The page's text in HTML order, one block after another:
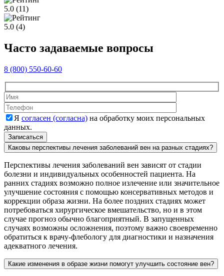
5.0 (11)
5.0 (4)
Часто задаваемые вопросы
8 (800) 550-60-60
Я согласен (согласна) на обработку моих персональных
данных.
Каковы перспективы лечения заболеваний вен на разных стадиях?
Перспективы лечения заболеваний вен зависят от стадии
болезни и индивидуальных особенностей пациента. На
ранних стадиях возможно полное излечение или значительное
улучшение состояния с помощью консервативных методов и
коррекции образа жизни. На более поздних стадиях может
потребоваться хирургическое вмешательство, но и в этом
случае прогноз обычно благоприятный. В запущенных
случаях возможны осложнения, поэтому важно своевременно
обратиться к врачу-флебологу для диагностики и назначения
адекватного лечения.
Какие изменения в образе жизни помогут улучшить состояние вен?